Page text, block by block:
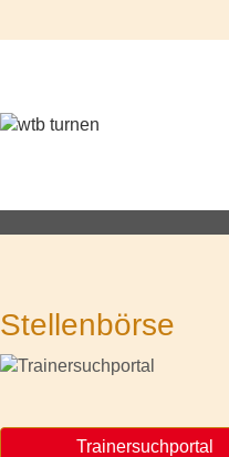
Stellenbörse
Trainersuchportal